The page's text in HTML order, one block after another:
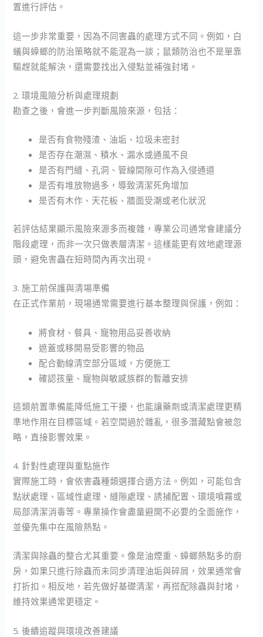
置進行評估。
這一步非常重要，因為不同害蟲的處理方式不同。例如，白
蟻與蟑螂的防治策略就不能混為一談；鼠類防治也不是單靠
驅趕就能解決，還需要找出入侵點並補強封堵。
2. 環境風險分析與處理規劃
勘查之後，會進一步判斷風險來源，包括：
是否有食物殘渣、油垢、垃圾未密封
是否存在潮濕、積水、漏水或通風不良
是否有門縫、孔洞、管線間隙可作為入侵通道
是否有堆放物過多，導致清潔死角增加
是否有木作、天花板、牆面受潮或老化狀況
若評估結果顯示風險來源多而複雜，專業公司通常會建議分
階段處理，而非一次只做表層清潔。這樣能更有效地處理源
頭，避免害蟲在短時間內再次出現。
3. 施工前保護與清場準備
在正式作業前，現場通常需要進行基本整理與保護，例如：
將食材、餐具、寵物用品妥善收納
遮蓋或移開易受影響的物品
配合動線清空部分區域，方便施工
確認孩童、寵物與敏感族群的暫離安排
這類前置準備能降低施工干擾，也能讓藥劑或清潔處理更精
準地作用在目標區域。若空間過於雜亂，很多潛藏點會被忽
略，直接影響效果。
4. 針對性處理與重點施作
實際施工時，會依害蟲種類選擇合適方法。例如，可能包含
點狀處理、區域性處理、縫隙處理、誘捕配置、環境噴霧或
局部清潔消毒等。專業操作會盡量避開不必要的全面施作，
並優先集中在風險熱點。
清潔與除蟲的整合尤其重要。像是油煙重、蟑螂熱點多的廚
房，如果只進行除蟲而未同步清理油垢與碎屑，效果通常會
打折扣。相反地，若先做好基礎清潔，再搭配除蟲與封堵，
維持效果通常更穩定。
5. 後續追蹤與環境改善建議